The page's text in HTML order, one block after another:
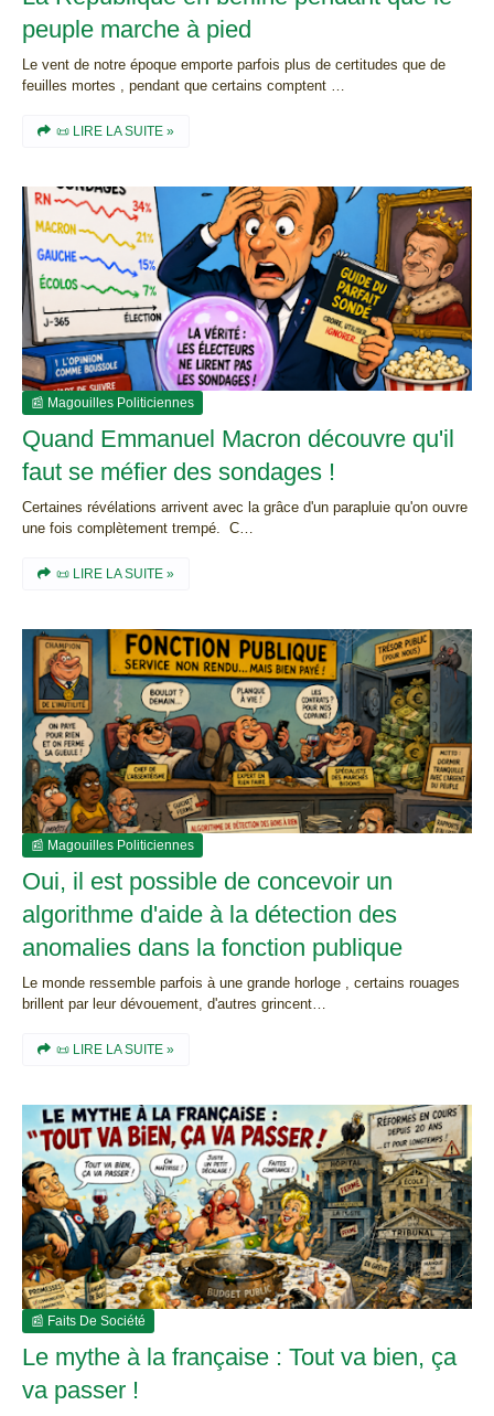
peuple marche à pied
Le vent de notre époque emporte parfois plus de certitudes que de
feuilles mortes , pendant que certains comptent …
📜 LIRE LA SUITE »
📰 Magouilles Politiciennes
Quand Emmanuel Macron découvre qu'il
faut se méfier des sondages !
Certaines révélations arrivent avec la grâce d'un parapluie qu'on ouvre
une fois complètement trempé. C…
📜 LIRE LA SUITE »
📰 Magouilles Politiciennes
Oui, il est possible de concevoir un
algorithme d'aide à la détection des
anomalies dans la fonction publique
Le monde ressemble parfois à une grande horloge , certains rouages
brillent par leur dévouement, d'autres grincent…
📜 LIRE LA SUITE »
📰 Faits De Société
Le mythe à la française : Tout va bien, ça
va passer !